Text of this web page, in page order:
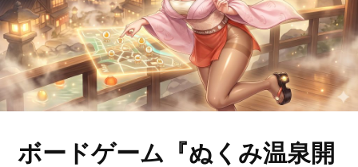
ボードゲーム『ぬくみ温泉開